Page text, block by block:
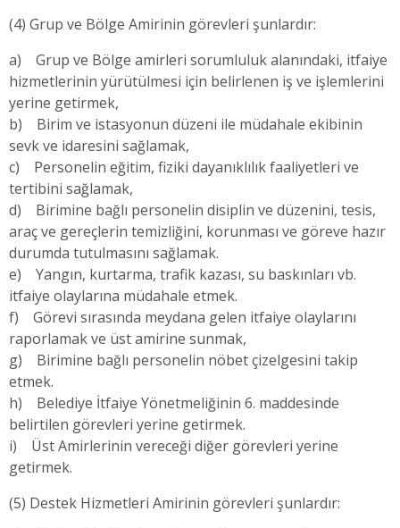
(4) Grup ve Bölge Amirinin görevleri şunlardır:
a) Grup ve Bölge amirleri sorumluluk alanındaki, itfaiye
hizmetlerinin yürütülmesi için belirlenen iş ve işlemlerini
yerine getirmek,
b) Birim ve istasyonun düzeni ile müdahale ekibinin
sevk ve idaresini sağlamak,
c) Personelin eğitim, fiziki dayanıklılık faaliyetleri ve
tertibini sağlamak,
d) Birimine bağlı personelin disiplin ve düzenini, tesis,
araç ve gereçlerin temizliğini, korunması ve göreve hazır
durumda tutulmasını sağlamak.
e) Yangın, kurtarma, trafik kazası, su baskınları vb.
itfaiye olaylarına müdahale etmek.
f) Görevi sırasında meydana gelen itfaiye olaylarını
raporlamak ve üst amirine sunmak,
g) Birimine bağlı personelin nöbet çizelgesini takip
etmek.
h) Belediye İtfaiye Yönetmeliğinin 6. maddesinde
belirtilen görevleri yerine getirmek.
i) Üst Amirlerinin vereceği diğer görevleri yerine
getirmek.
(5) Destek Hizmetleri Amirinin görevleri şunlardır: